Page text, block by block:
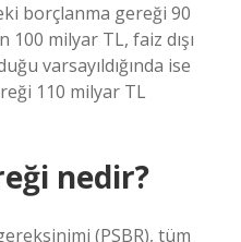
borçlanma gereği 90
milyar TL, faiz dışı
varsayıldığında ise
110 milyar TL
nedir?
(PSBR), tüm